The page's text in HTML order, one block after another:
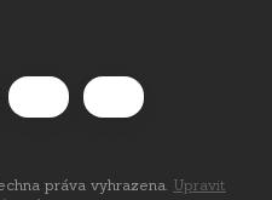
práva vyhrazena. Upravit